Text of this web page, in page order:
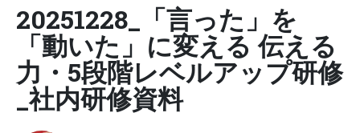
20251228_「言った」を
「動いた」に変える 伝える
力・5段階レベルアップ研修
_社内研修資料